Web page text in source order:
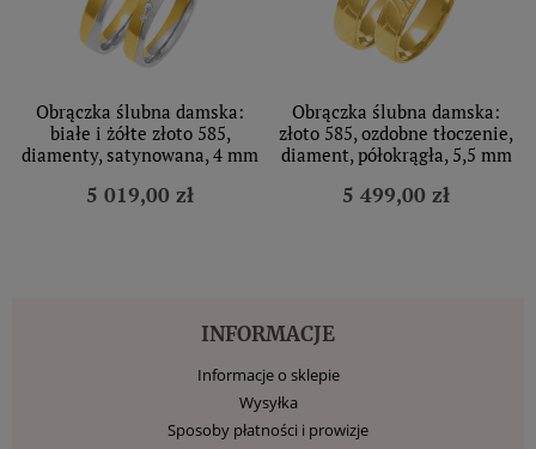
Obrączka ślubna damska:
białe i żółte złoto 585,
diamenty, satynowana, 4 mm
5 019,00 zł
Obrączka ślubna damska:
złoto 585, ozdobne tłoczenie,
diament, półokrągła, 5,5 mm
5 499,00 zł
INFORMACJE
Informacje o sklepie
Wysyłka
Sposoby płatności i prowizje